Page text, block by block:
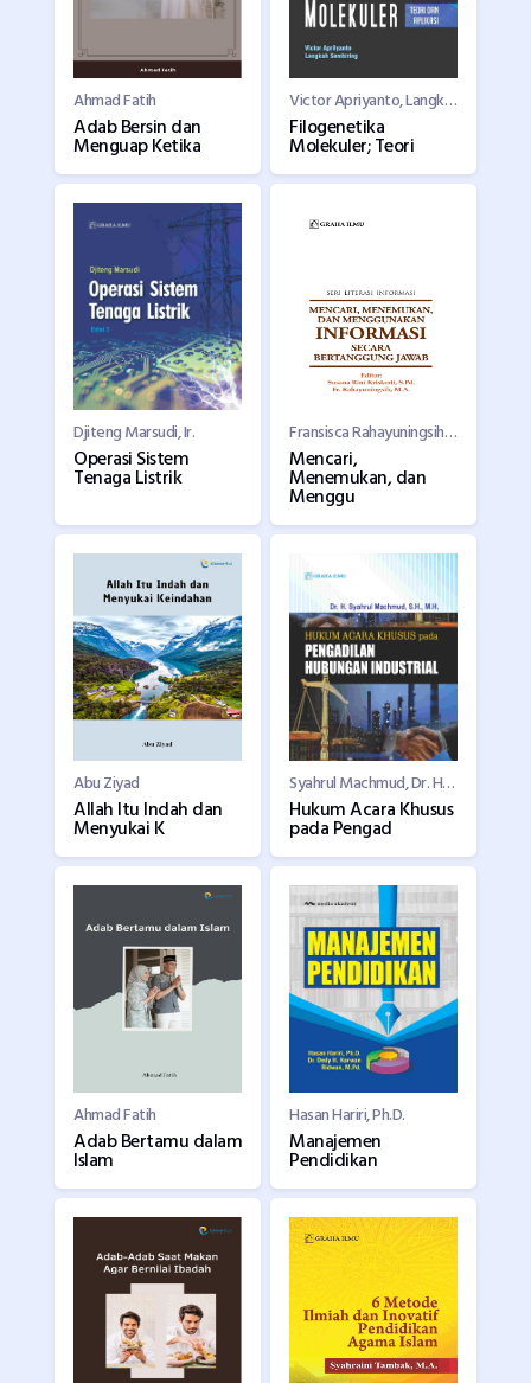
Ahmad Fatih
Adab Bersin dan
Menguap Ketika
Victor Apriyanto, Langkah Sembiring
Filogenetika
Molekuler; Teori
Djiteng Marsudi, Ir.
Operasi Sistem
Tenaga Listrik
Fransisca Rahayuningsih, M.A.,
Mencari,
Menemukan, dan
Menggu
Abu Ziyad
Allah Itu Indah dan
Menyukai K
Syahrul Machmud, Dr. H., S. H., M. H.
Hukum Acara Khusus
pada Pengad
Ahmad Fatih
Adab Bertamu dalam
Islam
Hasan Hariri, Ph.D.
Manajemen
Pendidikan